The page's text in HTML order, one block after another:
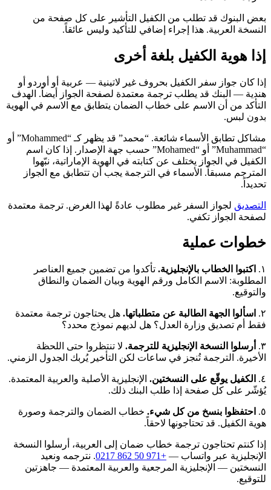
بعض البنوك قد تطلب من الكفيل التأشير على كل صفحة من
النسخة العربية. هذا إجراء إضافي للتأكيد وليس عائقاً.
إذا هوية الكفيل بلغة أخرى
إذا كان جواز سفر الكفيل بحروف غير لاتينية — عربية أو أوردو أو
هندية — البنك قد يطلب ترجمة معتمدة لصفحة الجواز أيضاً. الهدف
التأكد من أن الاسم على خطاب الضمان يتطابق مع الاسم في الهوية
بدون لبس.
مشاكل تطابق الأسماء شائعة. “محمد” قد يظهر كـ “Mohammed” أو
“Muhammad” أو “Mohamed” حسب جهة الإصدار. إذا كان اسم
الكفيل في الجواز يختلف عن كتابته في الهوية الإماراتية، نبّهوا
المترجم مسبقاً. الأسماء في الترجمة يجب أن تتطابق مع الجواز
تحديداً.
التصديق لجواز السفر غير مطلوب عادةً لهذا الغرض. ترجمة معتمدة
لصفحة الجواز تكفي.
خطوات عملية
١. اكتبوا الخطاب بالإنجليزية. تأكدوا من تضمين جميع العناصر
المطلوبة: الاسم الكامل ورقم الهوية وبيان الضمان والنطاق
والتوقيع.
٢. اسألوا الجهة الطالبة عن متطلباتها. هل يحتاجون ترجمة معتمدة
فقط أم تصديق وزارة العدل؟ هل لديهم نموذج محدد؟
٣. أرسلوا النسخة الإنجليزية للترجمة. لا تنتظروا حتى اللحظة
الأخيرة. الترجمة تُنجز في ساعات لكن التأخير يُربك الجدول الزمني.
٤. الكفيل يوقّع على النسختين. الإنجليزية الأصلية والعربية المعتمدة.
يُؤشّر على كل صفحة إذا طلب البنك ذلك.
٥. احتفظوا بنسخ من كل شيء. خطاب الضمان والترجمة وصورة
هوية الكفيل. قد تحتاجونها لاحقاً.
إذا كنتم تحتاجون ترجمة خطاب ضمان إلى العربية، أرسلوا النسخة
الإنجليزية عبر واتساب — +971 50 862 0217
. نترجمه ونعيد
النسختين — الإنجليزية المرجعية والعربية المعتمدة — جاهزتين
للتوقيع.